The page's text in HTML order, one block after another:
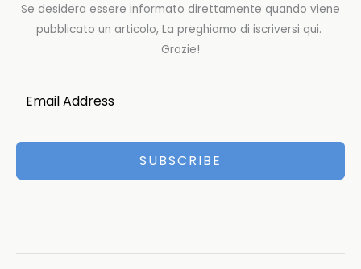
Se desidera essere informato direttamente quando viene
pubblicato un articolo, La preghiamo di iscriversi qui.
Grazie!
SUBSCRIBE